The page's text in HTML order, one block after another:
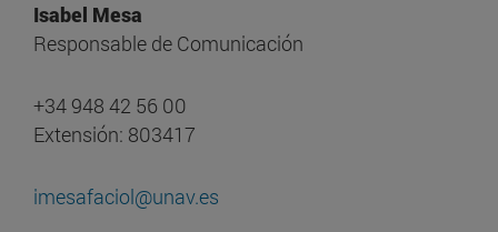
Isabel Mesa
Responsable de Comunicación
+34 948 42 56 00
Extensión: 803417
imesafaciol@unav.es